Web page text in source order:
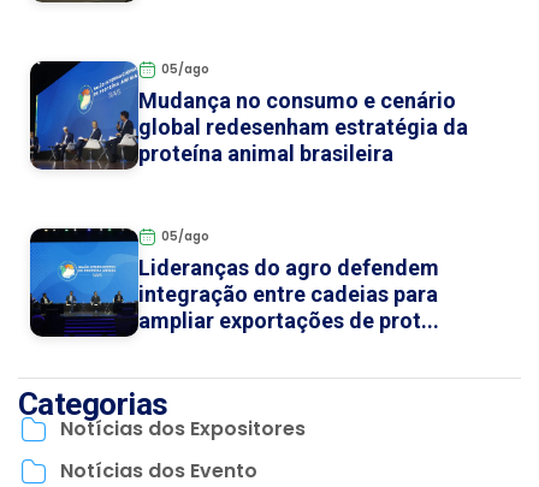
05/ago
Mudança no consumo e cenário
global redesenham estratégia da
proteína animal brasileira
05/ago
Lideranças do agro defendem
integração entre cadeias para
ampliar exportações de prot...
Categorias
Notícias dos Expositores
Notícias dos Evento